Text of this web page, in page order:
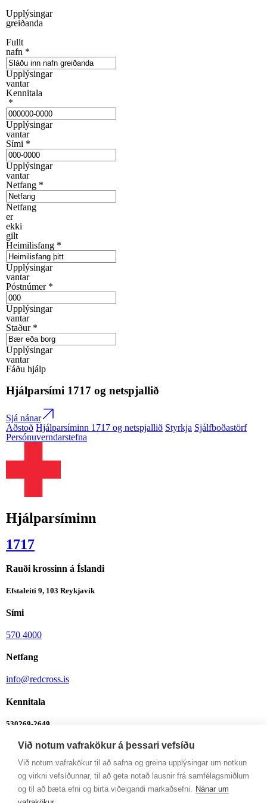
Upplýsingar
greiðanda
Fullt
nafn *
Upplýsingar
vantar
Kennitala
*
Upplýsingar
vantar
Sími *
Upplýsingar
vantar
Netfang *
Netfang
er
ekki
gilt
Heimilisfang *
Upplýsingar
vantar
Póstnúmer *
Upplýsingar
vantar
Staður *
Upplýsingar
vantar
Fáðu hjálp
Hjálparsími 1717 og netspjallið
Sjá nánar
Aðstoð Hjálparsíminn 1717 og netspjallið Styrkja Sjálfboðastörf
Persónuverndarstefna
Hjálparsíminn
1717
Rauði krossinn á Íslandi
Efstaleiti 9, 103 Reykjavík
Sími
570 4000
Netfang
info@redcross.is
Kennitala
530269-2649
Bankanúmer
0342-26-555
Ábendingalína
Við notum vafrakökur á þessari vefsíðu
Við notum vafrakökur til að safna og greina upplýsingar um notkun
og virkni vefsíðunnar, til að geta notað lausnir frá samfélagsmiðlum
og til að bæta efni og birta viðeigandi markaðsefni. Nánar um